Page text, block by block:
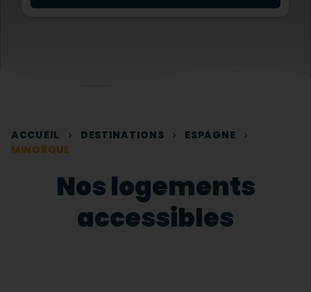
ACCUEIL DESTINATIONS
ESPAGNE
MINORQUE
Nos logements
accessibles